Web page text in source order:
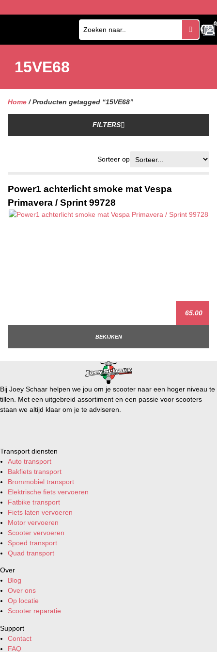
0
0
15VE68
Home / Producten getagged “15VE68”
FILTERS
Sorteer op
Power1 achterlicht smoke mat Vespa
Primavera / Sprint 99728
65.00
BEKIJKEN
Bij Joey Schaar helpen we jou om je scooter naar een hoger niveau te
tillen. Met een uitgebreid assortiment en een passie voor scooters
staan we altijd klaar om je te adviseren.
Transport diensten
Auto transport
Bakfiets transport
Brommobiel transport
Elektrische fiets vervoeren
Fatbike transport
Fiets laten vervoeren
Motor vervoeren
Scooter vervoeren
Spoed transport
Quad transport
Over
Blog
Over ons
Op locatie
Scooter reparatie
Support
Contact
FAQ